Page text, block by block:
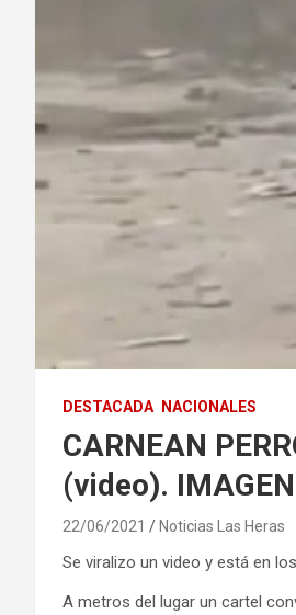
DESTACADA NACIONALES
CARNEAN
(video).
22/06/2021 Noticias Las Heras
Se viralizo un video y está en
A metros del lugar un cartel